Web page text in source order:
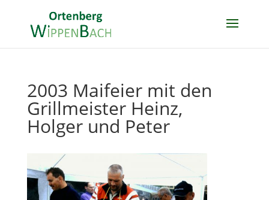
2003 Maifeier mit den
Grillmeister Heinz,
Holger und Peter